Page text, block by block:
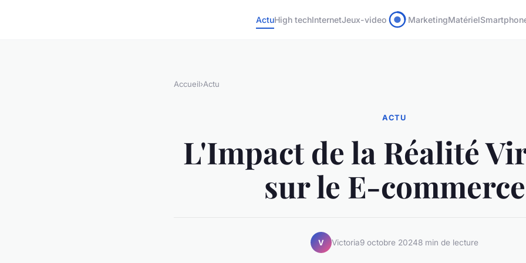
ActuHigh techInternetJeux-video MarketingMatériel
Accueil›Actu
ACTU
L'Impact de la Réalité
sur le E-commerce
V Victoria9 octobre 20248 min de lecture